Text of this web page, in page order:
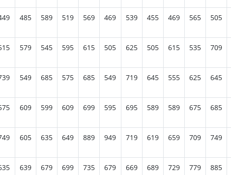
485 589 519 569 469 539 455 469 565 505
579 545 595 615 505 625 505 615 535 709
549 685 575 685 549 719 645 555 625 645
609 599 609 699 595 695 589 589 675 685
605 635 649 889 949 719 619 659 709 749
639 679 699 735 679 669 689 729 779 885